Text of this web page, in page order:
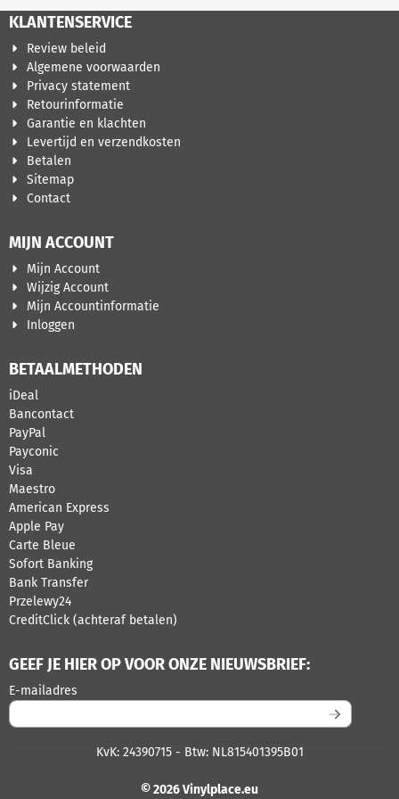
KLANTENSERVICE
Review beleid
Algemene voorwaarden
Privacy statement
Retourinformatie
Garantie en klachten
Levertijd en verzendkosten
Betalen
Sitemap
Contact
MIJN ACCOUNT
Mijn Account
Wijzig Account
Mijn Accountinformatie
Inloggen
BETAALMETHODEN
iDeal
Bancontact
PayPal
Payconic
Visa
Maestro
American Express
Apple Pay
Carte Bleue
Sofort Banking
Bank Transfer
Przelewy24
CreditClick (achteraf betalen)
GEEF JE HIER OP VOOR ONZE NIEUWSBRIEF:
E-mailadres
KvK: 24390715 - Btw: NL815401395B01
© 2026 Vinylplace.eu